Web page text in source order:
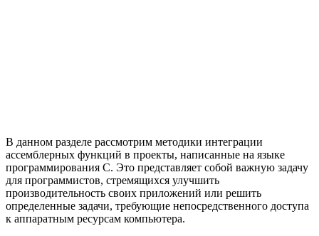
В данном разделе рассмотрим методики интеграции
ассемблерных функций в проекты, написанные на языке
программирования C. Это представляет собой важную задачу
для программистов, стремящихся улучшить
производительность своих приложений или решить
определенные задачи, требующие непосредственного доступа
к аппаратным ресурсам компьютера.